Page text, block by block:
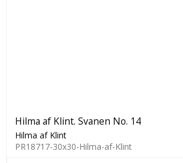
Hilma af Klint. Svanen No. 14
Hilma af Klint
PR18717-30x30-Hilma-af-Klint